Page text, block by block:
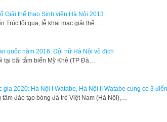
Giải thể thao Sinh viên Hà Nội 2013
Trúc tối qua, lễ khai mạc giải thể…
quốc năm 2016: Đội nữ Hà Nội vô địch
tại bãi tắm biển Mỹ Khê (TP Đà…
gia 2020: Hà Nội I Watabe, Hà Nội II Watabe cùng có 3
tâm đào tạo bóng đá trẻ Việt Nam (Hà Nội),…